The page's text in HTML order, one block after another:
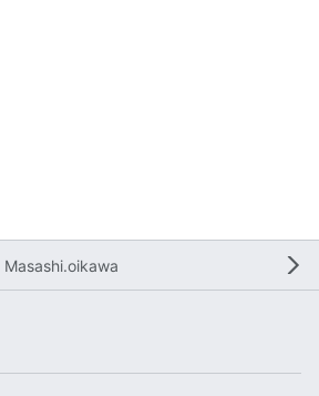
Masashi.oikawa